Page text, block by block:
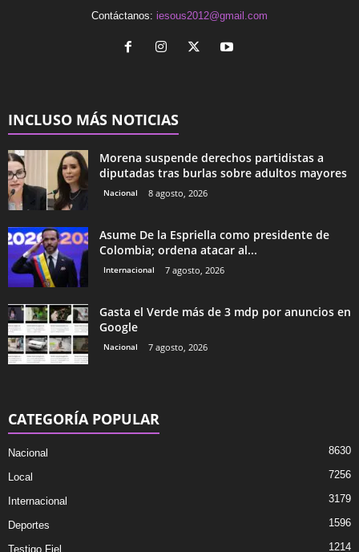
Contáctanos: iesous2012@gmail.com
INCLUSO MÁS NOTICIAS
Morena suspende derechos partidistas a
diputadas tras burlas sobre adultos mayores
Nacional 8 agosto, 2026
Asume De la Espriella como presidente de
Colombia; ordena atacar al...
Internacional 7 agosto, 2026
Gasta el Verde más de 3 mdp por anuncios en
Google
Nacional 7 agosto, 2026
CATEGORÍA POPULAR
Nacional 8630
Local 7256
Internacional 3179
Deportes 1596
Testigo Fiel 1214